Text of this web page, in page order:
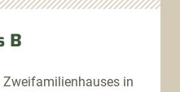
B
Zweifamilienhauses in